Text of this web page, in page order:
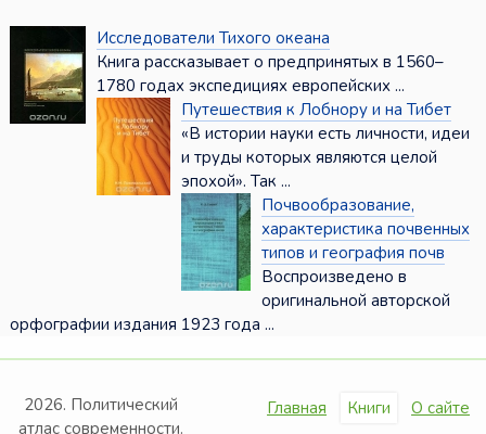
Исследователи Тихого океана
Книга рассказывает о предпринятых в 1560–
1780 годах экспедициях европейских ...
Путешествия к Лобнору и на Тибет
«В истории науки есть личности, идеи
и труды которых являются целой
эпохой». Так ...
Почвообразование,
характеристика почвенных
типов и география почв
Воспроизведено в
оригинальной авторской
орфографии издания 1923 года ...
2026. Политический
атлас современности.
Главная Книги
О сайте